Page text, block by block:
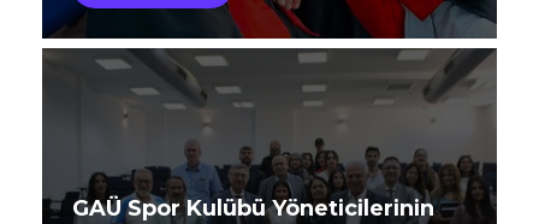
GAÜ Spor Kulübü Yöneticilerinin